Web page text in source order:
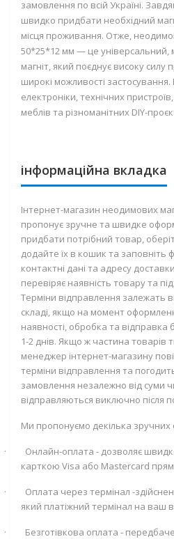
замовлення по всій Україні.
швидко придбати необхідний
місця проживання. Отже,
50*25*12 мм — це універсальний,
магніт, який поєднує високу силу
широкі можливості
електроніки, технічних
меблів та різноманітних DIY-
інформаційна вкладка
Інтернет-магазин неодимових
пропонує зручне та швидке
придбати потрібний товар,
додайте їх в кошик та заповніть
контактні дані та адресу
перевіряє наявність товару та
Терміни відправлення залежать
складі, якщо на момент
наявності, обробка та відправка
1-2 днів. Якщо ж частина товарів
менеджер інтернет-магазину
терміни відправлення та погодить
замовлення незалежно від суми
відправляються виключно після
Ми пропонуємо декілька зручних
·
Онлайн-оплата - дозволяє
карткою Visa або Mastercard
·
Оплата через термінал -
який платіжний термінал на ваш
·
Безготівкова оплата -